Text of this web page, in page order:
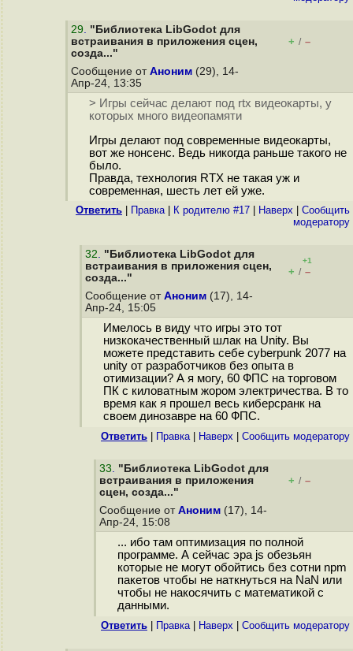
29. "Библиотека LibGodot для
встраивания в приложения сцен,
созда..."
+ / –
Сообщение от Аноним (29), 14-
Апр-24, 13:35
> Игры сейчас делают под rtx видеокарты, у
которых много видеопамяти
Игры делают под современные видеокарты,
вот же нонсенс. Ведь никогда раньше такого не
было.
Правда, технология RTX не такая уж и
современная, шесть лет ей уже.
Ответить Правка| К родителю #17 Наверх
Cообщить
модератору
32. "Библиотека LibGodot для
встраивания в приложения сцен,
созда..."
+1
+ / –
Сообщение от Аноним (17), 14-
Апр-24, 15:05
Имелось в виду что игры это тот
низкокачественный шлак на Unity. Вы
можете представить себе cyberpunk 2077 на
unity от разработчиков без опыта в
отимизации? А я могу, 60 ФПС на торговом
ПК с киловатным жором электричества. В то
время как я прошел весь киберсранк на
своем динозавре на 60 ФПС.
Ответить Правка| Наверх Cообщить модератору
33. "Библиотека LibGodot для
встраивания в приложения
сцен, созда..."
+ / –
Сообщение от Аноним (17), 14-
Апр-24, 15:08
... ибо там оптимизация по полной
программе. А сейчас эра js обезьян
которые не могут обойтись без сотни npm
пакетов чтобы не наткнуться на NaN или
чтобы не накосячить с математикой с
данными.
Ответить Правка| Наверх Cообщить модератору